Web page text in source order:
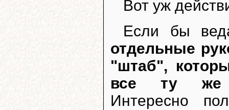
Вот уж
Если бы
отдельные
"штаб",
все ту же
Интересно